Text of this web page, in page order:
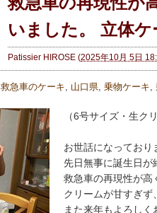
いました。 立体ケ
Patissier HIROSE (2025年10月 5日
救急車のケーキ 山口県 乗物ケーキ
（6号サイズ・生ク
お世話になっており
先日無事に誕生日が
救急車の再現性が高
クリームが甘すぎず
また来年もよろしく